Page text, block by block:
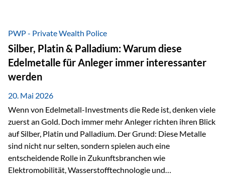
monetäre Rolle zurück Gold erlebt derzeit eine
bemerkenswerte Renaissance als monetärer Wertspeicher.
Treiber sind Rekordkäufe der Zentralbanken, geopolitische
Spannungen und ein schleichender Vertrauensverlust in
ungedeckte Papierwährungen. Wie groß dieser
Vertrauensverlust ausfällt, zeigt ein nüchterner
PWP - Private Wealth Police
Silber, Platin & Palladium: Warum diese
Edelmetalle für Anleger immer interessanter
werden
20. Mai 2026
Wenn von Edelmetall-Investments die Rede ist, denken viele
zuerst an Gold. Doch immer mehr Anleger richten ihren Blick
auf Silber, Platin und Palladium. Der Grund: Diese Metalle
sind nicht nur selten, sondern spielen auch eine
entscheidende Rolle in Zukunftsbranchen wie
Elektromobilität, Wasserstofftechnologie und